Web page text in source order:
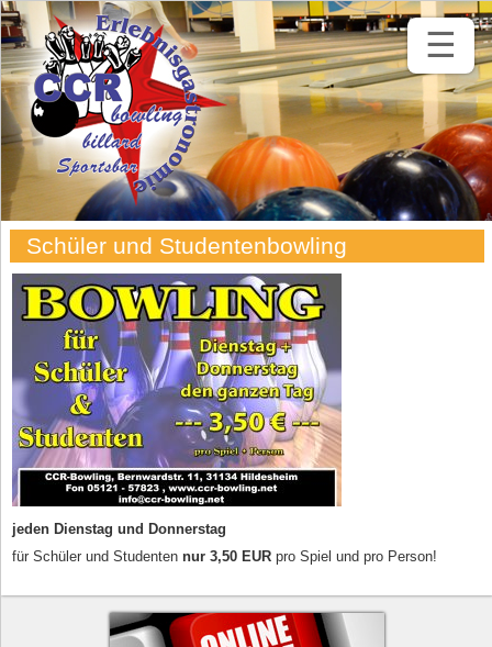
☰
Schüler und Studentenbowling
jeden Dienstag und Donnerstag
für Schüler und Studenten nur 3,50 EUR pro Spiel und pro Person!